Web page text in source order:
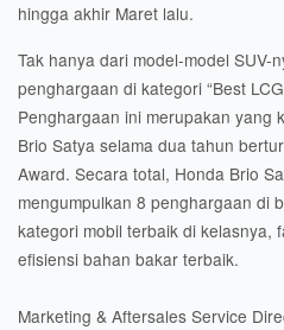
hingga akhir Maret lalu.
Tak hanya dari model-model SUV-
penghargaan di kategori “Best
Penghargaan ini merupakan yang
Brio Satya selama dua tahun
Award. Secara total, Honda Brio
mengumpulkan 8 penghargaan di
kategori mobil terbaik di kelasnya,
efisiensi bahan bakar terbaik.
Marketing & Aftersales Service